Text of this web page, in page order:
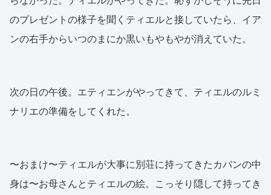
のプレゼントの様子を聞くティエルと接していたら、イア
ンの右手からいつのまにか黒いもやもやが消えていた。
次の日の午後。エティエンがやってきて、ティエルのルミ
ナリエの準備をしてくれた。
〜おまけ〜ティエルが大事に別荘に持ってきたカバンの中
身は〜お母さんとティエルの絵。こっそり隠して持ってき